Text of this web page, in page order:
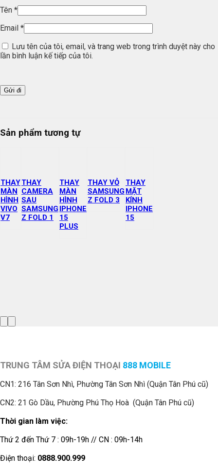
Tên *
Email *
Lưu tên của tôi, email, và trang web trong trình duyệt này cho
lần bình luận kế tiếp của tôi.
Sản phẩm tương tự
THAY
MÀN
HÌNH
VIVO
V7
THAY
CAMERA
SAU
SAMSUNG
Z FOLD 1
THAY
MÀN
HÌNH
IPHONE
15
PLUS
THAY VỎ
SAMSUNG
Z FOLD 3
THAY
MẶT
KÍNH
IPHONE
15
TRUNG TÂM SỬA ĐIỆN THOẠI 888 MOBILE
CN1: 216 Tân Sơn Nhì, Phường Tân Sơn Nhì (Quận Tân Phú cũ)
CN2: 21 Gò Dầu, Phường Phú Thọ Hoà (Quận Tân Phú cũ)
Thời gian làm việc:
Thứ 2 đến Thứ 7 : 09h-19h // CN : 09h-14h
Điện thoại: 0888.900.999